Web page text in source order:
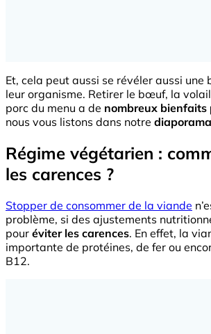
Et, cela peut aussi se révéler aussi une
leur organisme. Retirer le bœuf, la
porc du menu a de nombreux bienfaits
nous vous listons dans notre diaporama
Régime végétarien :
les carences ?
Stopper de consommer de la viande
problème, si des ajustements
pour éviter les carences. En effet, la
importante de protéines, de fer ou
B12.